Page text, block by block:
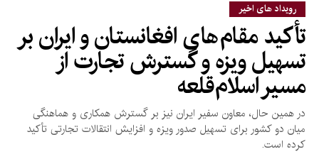
رویداد های اخیر
تأکید مقام‌های افغانستان و ایران بر
تسهیل ویزه و گسترش تجارت از
مسیر اسلام‌قلعه
در همین حال، معاون سفیر ایران نیز بر گسترش همکاری و هماهنگی
میان دو کشور برای تسهیل صدور ویزه و افزایش انتقالات تجارتی تأکید
کرده است.